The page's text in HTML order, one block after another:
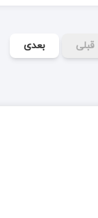
قبلی بعدی